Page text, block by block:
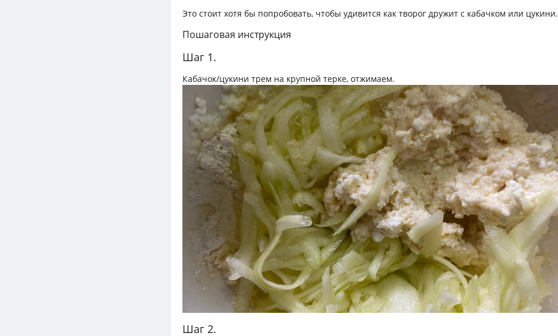
Это стоит хотя бы попробовать, чтобы удивится как творог дружит с кабачком или цукини.
Пошаговая инструкция
Шаг 1.
Кабачок/цукини трем на крупной терке, отжимаем.
Шаг 2.